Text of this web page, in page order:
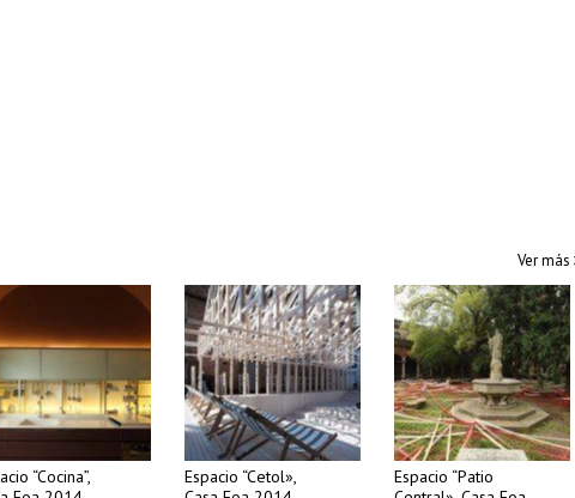
Ver más
“Cocina”,
Espacio “Cetol»,
Espacio “Patio